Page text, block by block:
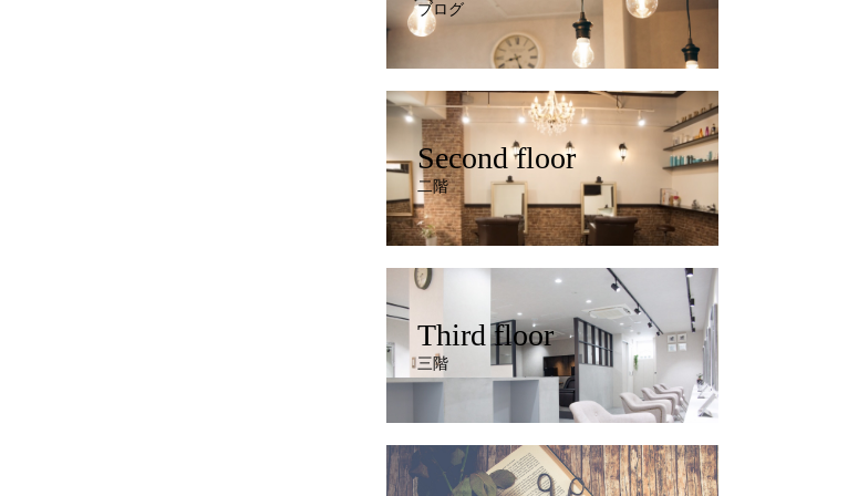
ブログ
Second floor
二階
Third floor
三階